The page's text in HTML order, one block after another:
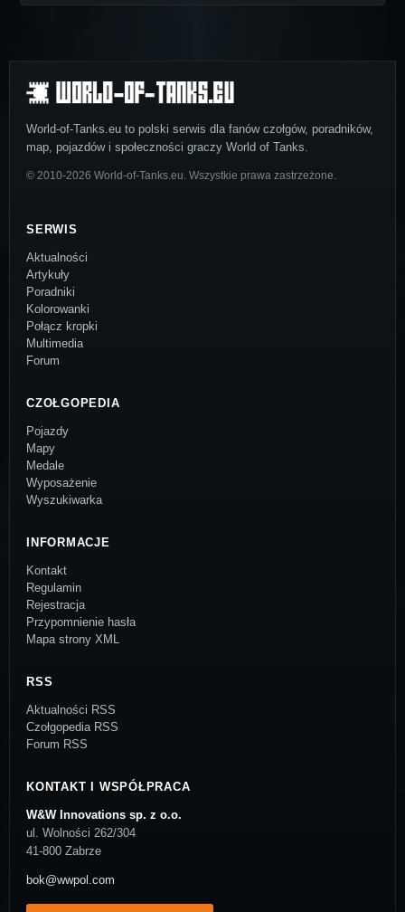
World-of-Tanks.eu to polski serwis dla fanów czołgów, poradników,
map, pojazdów i społeczności graczy World of Tanks.
© 2010-2026 World-of-Tanks.eu. Wszystkie prawa zastrzeżone.
SERWIS
Aktualności
Artykuły
Poradniki
Kolorowanki
Połącz kropki
Multimedia
Forum
CZOŁGOPEDIA
Pojazdy
Mapy
Medale
Wyposażenie
Wyszukiwarka
INFORMACJE
Kontakt
Regulamin
Rejestracja
Przypomnienie hasła
Mapa strony XML
RSS
Aktualności RSS
Czołgopedia RSS
Forum RSS
KONTAKT I WSPÓŁPRACA
W&W Innovations sp. z o.o.
ul. Wolności 262/304
41-800 Zabrze
bok@wwpol.com